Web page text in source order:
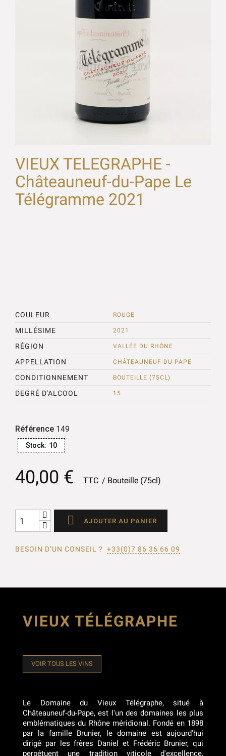
VIEUX TELEGRAPHE -
Châteauneuf-du-Pape Le
Télégramme 2021
COULEUR ROUGE
MILLÉSIME 2021
RÉGION VALLÉE DU RHÔNE
APPELLATION CHÂTEAUNEUF-DU-PAPE
CONDITIONNEMENT BOUTEILLE (75CL)
DEGRÉ D'ALCOOL 15
Référence 149
Stock: 10
40,00 € TTC Bouteille (75cl)
 AJOUTER AU PANIER
BESOIN D’UN CONSEIL ? +33(0)7 86 36 66 09
VIEUX TÉLÉGRAPHE
VOIR TOUS LES VINS
Le Domaine du Vieux Télégraphe, situé à
Châteauneuf-du-Pape, est l'un des domaines les plus
emblématiques du Rhône méridional. Fondé en 1898
par la famille Brunier, le domaine est aujourd'hui
dirigé par les frères Daniel et Frédéric Brunier, qui
perpétuent une tradition viticole d'excellence,